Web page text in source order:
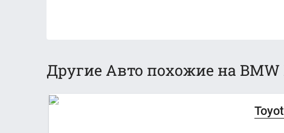
Другие Авто похожие на BMW